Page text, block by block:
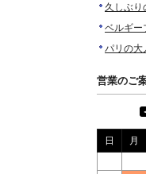
久しぶり
ベルギー
パリの大
営業のご
日 月